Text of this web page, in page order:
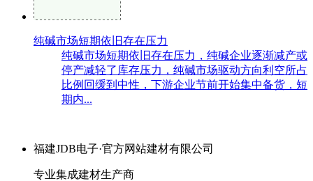
纯碱市场短期依旧存在压力
纯碱市场短期依旧存在压力，纯碱企业逐渐减产或
停产减轻了库存压力，纯碱市场驱动方向利空所占
比例回缓到中性，下游企业节前开始集中备货，短
期内...
福建JDB电子·官方网站建材有限公司
专业集成建材生产商